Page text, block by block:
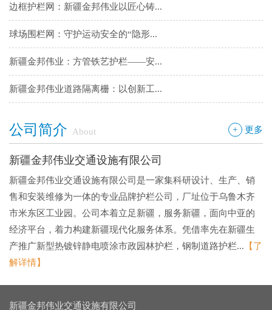
球场围栏网：守护运动安全的“隐形...
新疆金邦伟业：方管铁艺护栏——安...
新疆金邦伟业道路隔离栅：以创新工...
钢板网：城市基建与工业领域的“金...
+ 更多
公司简介 About
新疆金邦伟业交通设施有限公司
新疆金邦伟业交通设施有限公司是一家集科研设计、生产、销
售和安装维修为一体的专业品牌护栏公司，厂址位于乌鲁木齐
市米东区工业园。公司本着立足新疆，服务新疆，面向中亚的
经济平台，着力构建新疆现代化服务体系。凭借率先在新疆生
产推广新型热镀锌静电喷涂市政园林护栏，钢制道路护栏... 【了
解详情】
新疆金邦伟业交通设施有限公司